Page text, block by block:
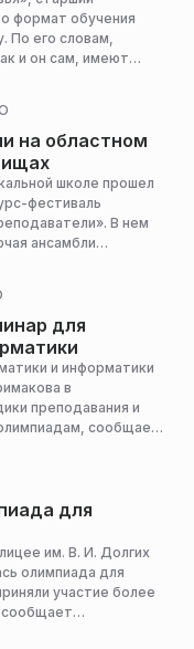
формат обучения
По его словам,
и он сам, имеют
на областном
школе прошел
фестиваль
В нем
ансамбли
солистом-
№ 4, сообщила
округа Мытищи.
для
и информатики
в
преподавания и
сообщает
для
им. В. И. Долгих
олимпиада для
участие более
сообщает